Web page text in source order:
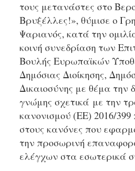
τους μετανάστες στο
Βρυξέλλες!», θύμισε ο
Ψαριανός, κατά την
κοινή συνεδρίαση των
Βουλής Ευρωπαϊκών
Δημόσιας Διοίκησης,
Δικαιοσύνης με θέμα την
γνώμης σχετικά με την
κανονισμού (ΕΕ) 2016/
στους κανόνες που
την προσωρινή
ελέγχων στα εσωτερικά